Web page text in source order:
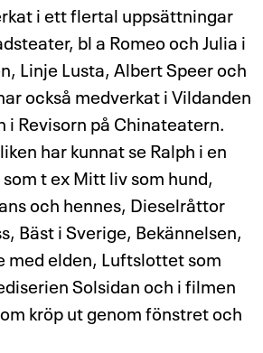
i ett flertal uppsättningar
bl a Romeo och Julia i
Linje Lusta, Albert Speer och
också medverkat i Vildanden
i Revisorn på Chinateatern.
har kunnat se Ralph i en
t ex Mitt liv som hund,
och hennes, Dieselråttor
Bäst i Sverige, Bekännelsen,
med elden, Luftslottet som
Solsidan och i filmen
kröp ut genom fönstret och